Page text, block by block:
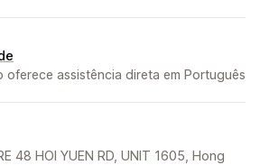
oferece assistência direta em Português
48 HOI YUEN RD, UNIT 1605, Hong